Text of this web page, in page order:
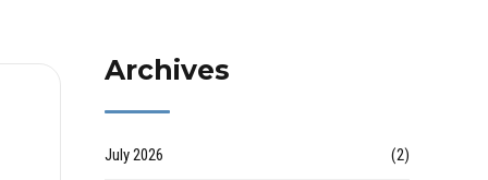
Reformas en
comunidad d
Archives
July 2026 (2)